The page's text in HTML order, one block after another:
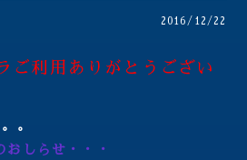
2016/12/22
ご利用ありがとうござい
。
しらせ・・・